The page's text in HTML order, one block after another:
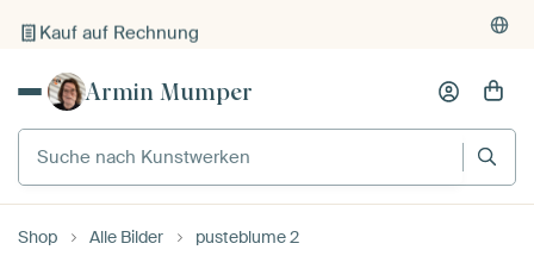
Kauf auf Rechnung
Individueller Druck auf Bestellung
Armin Mumper
Suche nach Kunstwerken
Shop Alle Bilder pusteblume 2